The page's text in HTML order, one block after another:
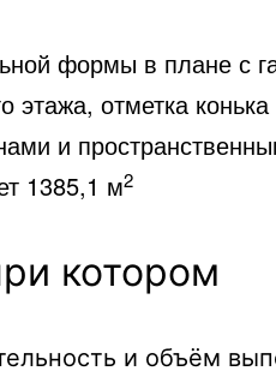
формы в плане с
этажа, отметка
и
1385,1 м2
котором
и объём